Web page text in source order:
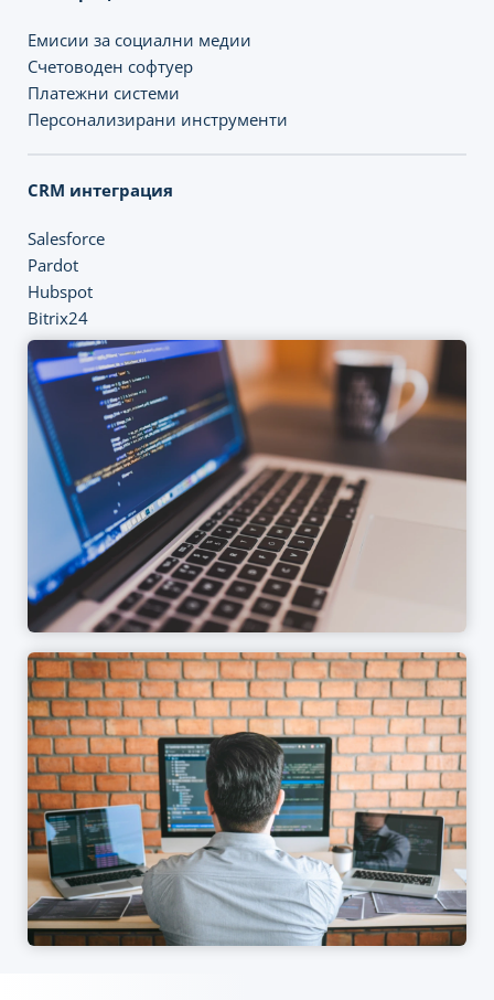
Емисии за социални медии
Счетоводен софтуер
Платежни системи
Персонализирани инструменти
CRM интеграция
Salesforce
Pardot
Hubspot
Bitrix24
Скорост на зареждане на уебсайта
Средно 2 секунди
Времеви рамки
От 1 до 5 седмици